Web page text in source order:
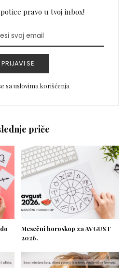
pravo u tvoj inbox!
PRIJAVI SE
sa uslovima korišćenja
priče
Mesečni horoskop za AVGUST
2026.